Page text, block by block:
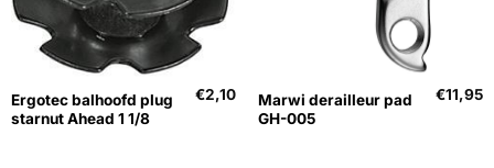
Ergotec balhoofd plug
starnut Ahead 1 1/8
€2,10
Marwi derailleur pad
GH-005
€11,95